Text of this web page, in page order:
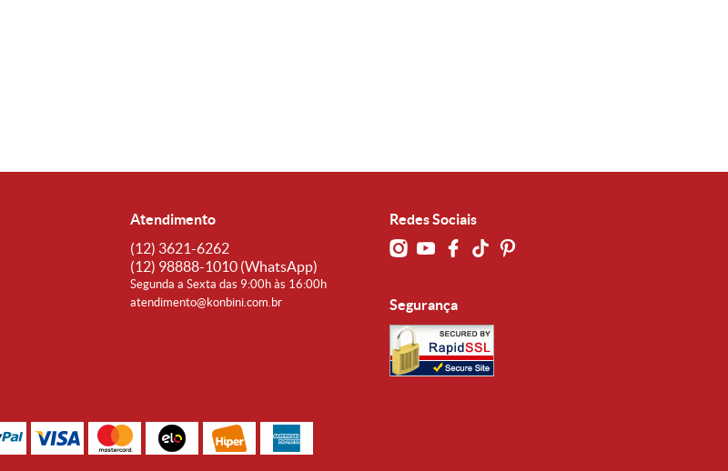
Atendimento
(12) 3621-6262
(12) 98888-1010 (WhatsApp)
Segunda a Sexta das 9:00h às 16:00h
atendimento@konbini.com.br
Redes Sociais
Segurança